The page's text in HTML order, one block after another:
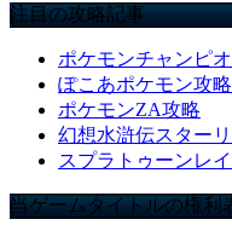
注目の攻略記事
ポケモンチャンピ
ぽこあポケモン攻略
ポケモンZA攻略
幻想水滸伝スター
スプラトゥーンレ
当ゲームタイトルの権利